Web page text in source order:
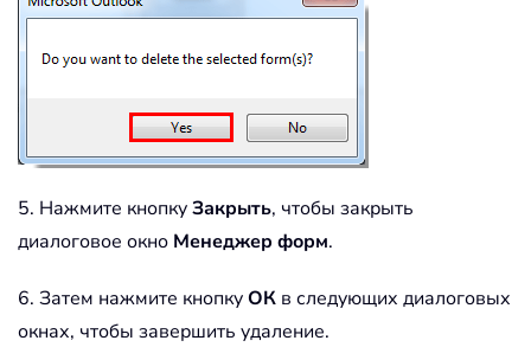
5. Нажмите кнопкуЗакрыть, чтобы закрыть
диалоговое окно Менеджер форм.
6. Затем нажмите кнопкуОК в следующих диалоговых
окнах, чтобы завершить удаление.